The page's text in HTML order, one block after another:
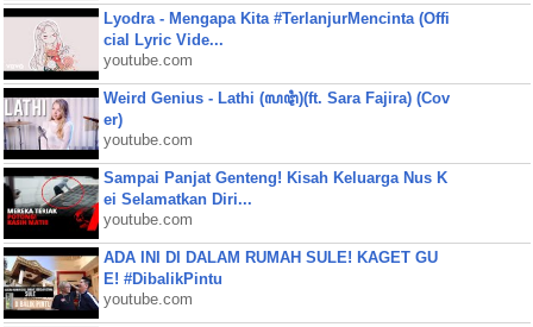
Lyodra - Mengapa Kita #TerlanjurMencinta (Offi
cial Lyric Vide...
youtube.com
Weird Genius - Lathi (ꦭꦛꦶ)(ft. Sara Fajira) (Cov
er)
youtube.com
Sampai Panjat Genteng! Kisah Keluarga Nus K
ei Selamatkan Diri...
youtube.com
ADA INI DI DALAM RUMAH SULE! KAGET GU
E! #DibalikPintu
youtube.com